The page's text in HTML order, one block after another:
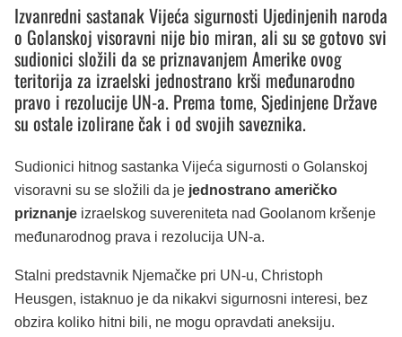
Izvanredni sastanak Vijeća sigurnosti Ujedinjenih naroda
o Golanskoj visoravni nije bio miran, ali su se gotovo svi
sudionici složili da se priznavanjem Amerike ovog
teritorija za izraelski jednostrano krši međunarodno
pravo i rezolucije UN-a. Prema tome, Sjedinjene Države
su ostale izolirane čak i od svojih saveznika.
Sudionici hitnog sastanka Vijeća sigurnosti o Golanskoj
visoravni su se složili da je jednostrano američko
priznanje izraelskog suvereniteta nad Goolanom kršenje
međunarodnog prava i rezolucija UN-a.
Stalni predstavnik Njemačke pri UN-u, Christoph
Heusgen, istaknuo je da nikakvi sigurnosni interesi, bez
obzira koliko hitni bili, ne mogu opravdati aneksiju.